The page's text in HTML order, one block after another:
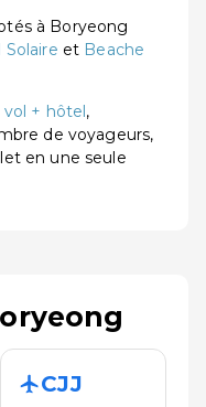
à Boryeong
Solaire et Beache
+ hôtel,
de voyageurs,
en une seule
CJJ